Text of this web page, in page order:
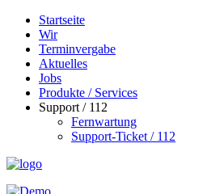
Startseite
Wir
Terminvergabe
Aktuelles
Jobs
Produkte / Services
Support / 112
Fernwartung
Support-Ticket / 112